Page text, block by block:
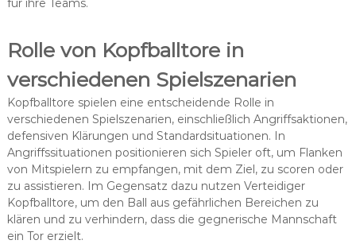
für ihre Teams.
Rolle von Kopfballtore in
verschiedenen Spielszenarien
Kopfballtore spielen eine entscheidende Rolle in
verschiedenen Spielszenarien, einschließlich Angriffsaktionen,
defensiven Klärungen und Standardsituationen. In
Angriffssituationen positionieren sich Spieler oft, um Flanken
von Mitspielern zu empfangen, mit dem Ziel, zu scoren oder
zu assistieren. Im Gegensatz dazu nutzen Verteidiger
Kopfballtore, um den Ball aus gefährlichen Bereichen zu
klären und zu verhindern, dass die gegnerische Mannschaft
ein Tor erzielt.